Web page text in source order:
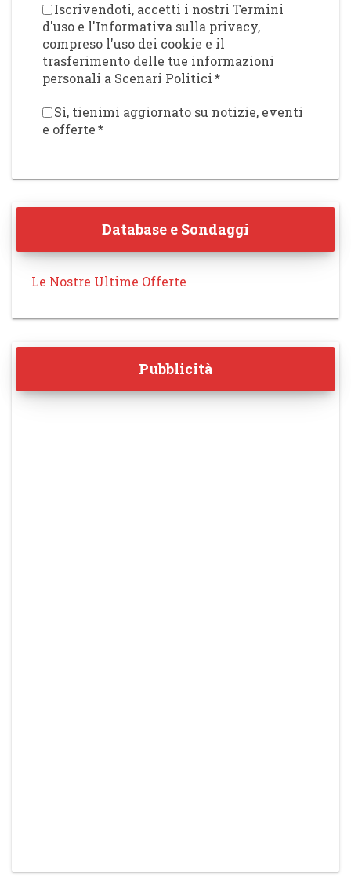
Iscrivendoti, accetti i nostri Termini
d'uso e l'Informativa sulla privacy,
compreso l'uso dei cookie e il
trasferimento delle tue informazioni
personali a Scenari Politici*
Sì, tienimi aggiornato su notizie, eventi
e offerte*
Database e Sondaggi
Le Nostre Ultime Offerte
Pubblicità